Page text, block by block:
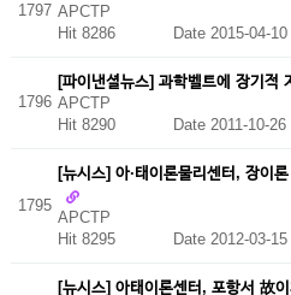
1797 APCTP
Hit 8286
Date 2015-04-10
1796
[파이낸셜뉴스] 과학벨트에 장기적
APCTP
Hit 8290
Date 2011-10-26
1795
[뉴시스] 아·태이론물리센터, 장이
APCTP
Hit 8295 Date 2012-03-15
[뉴시스] 아태이론센터, 포항서 故